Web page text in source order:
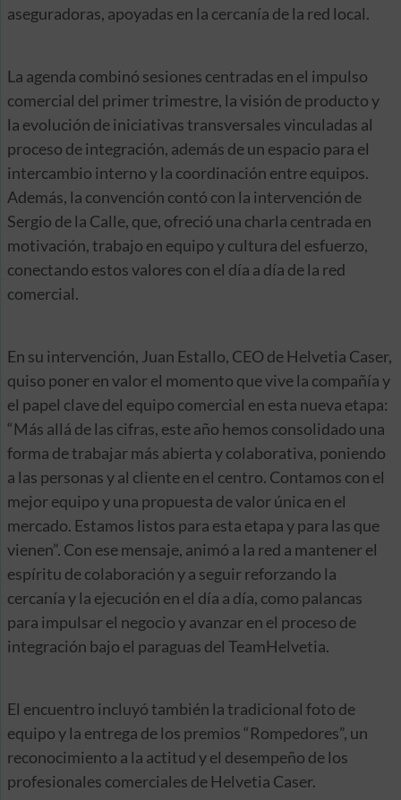
aseguradoras, apoyadas en la cercanía de la red local.
La agenda combinó sesiones centradas en el impulso
comercial del primer trimestre, la visión de producto y
la evolución de iniciativas transversales vinculadas al
proceso de integración, además de un espacio para el
intercambio interno y la coordinación entre equipos.
Además, la convención contó con la intervención de
Sergio de la Calle, que, ofreció una charla centrada en
motivación, trabajo en equipo y cultura del esfuerzo,
conectando estos valores con el día a día de la red
comercial.
En su intervención, Juan Estallo, CEO de Helvetia Caser,
quiso poner en valor el momento que vive la compañía y
el papel clave del equipo comercial en esta nueva etapa:
“Más allá de las cifras, este año hemos consolidado una
forma de trabajar más abierta y colaborativa, poniendo
a las personas y al cliente en el centro. Contamos con el
mejor equipo y una propuesta de valor única en el
mercado. Estamos listos para esta etapa y para las que
vienen”. Con ese mensaje, animó a la red a mantener el
espíritu de colaboración y a seguir reforzando la
cercanía y la ejecución en el día a día, como palancas
para impulsar el negocio y avanzar en el proceso de
integración bajo el paraguas del TeamHelvetia.
El encuentro incluyó también la tradicional foto de
equipo y la entrega de los premios “Rompedores”, un
reconocimiento a la actitud y el desempeño de los
profesionales comerciales de Helvetia Caser.